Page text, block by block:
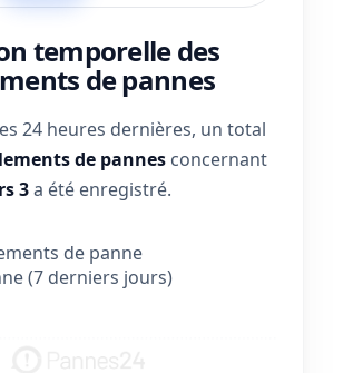
temporelle des
de pannes
24 heures dernières, un total
de pannes concernant
3a été enregistré.
de panne
(7 derniers jours)